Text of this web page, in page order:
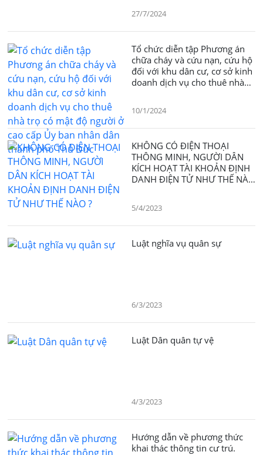
27/7/2024
Tổ chức diễn tập Phương án
chữa cháy và cứu nạn, cứu hộ
đối với khu dân cư, cơ sở kinh
doanh dịch vụ cho thuê nhà
10/1/2024
KHÔNG CÓ ĐIỆN THOẠI
THÔNG MINH, ​NGƯỜI DÂN
KÍCH HOẠT TÀI KHOẢN ĐỊNH
DANH ĐIỆN TỬ NHƯ THẾ NÀO
5/4/2023
Luật nghĩa vụ quân sự
6/3/2023
Luật Dân quân tự vệ
4/3/2023
Hướng dẫn về phương thức
khai thác thông tin cư trú.